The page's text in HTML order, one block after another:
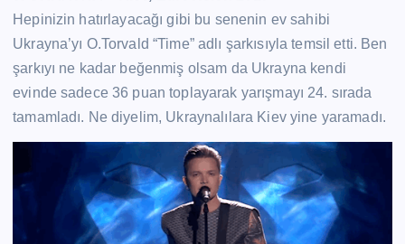
Hepinizin hatırlayacağı gibi bu senenin ev sahibi
Ukrayna’yı O.Torvald “Time” adlı şarkısıyla temsil etti. Ben
şarkıyı ne kadar beğenmiş olsam da Ukrayna kendi
evinde sadece 36 puan toplayarak yarışmayı 24. sırada
tamamladı. Ne diyelim, Ukraynalılara Kiev yine yaramadı.